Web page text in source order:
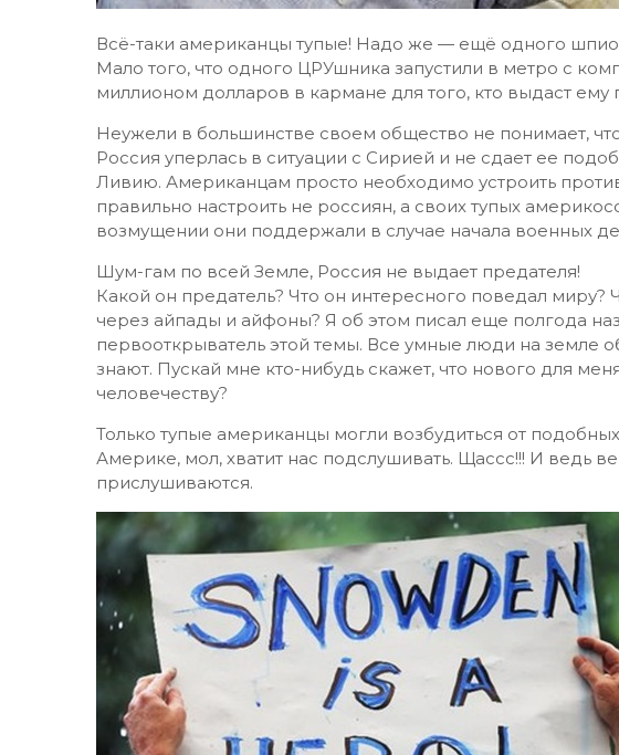
Всё-таки американцы тупые! Надо же — ещё одного
Мало того, что одного ЦРУшника запустили в метро с
миллионом долларов в кармане для того, кто выдаст
Неужели в большинстве своем общество не понимает,
Россия уперлась в ситуации с Сирией и не сдает ее
Ливию. Американцам просто необходимо устроить
правильно настроить не россиян, а своих тупых
возмущении они поддержали в случае начала военных
Шум-гам по всей Земле, Россия не выдает предателя!
Какой он предатель? Что он интересного поведал
через айпады и айфоны? Я об этом писал еще полгода
первооткрыватель этой темы. Все умные люди на земле
знают. Пускай мне кто-нибудь скажет, что нового для
человечеству?
Только тупые американцы могли возбудиться от
Америке, мол, хватит нас подслушивать. Щассс!!! И ведь
прислушиваются.